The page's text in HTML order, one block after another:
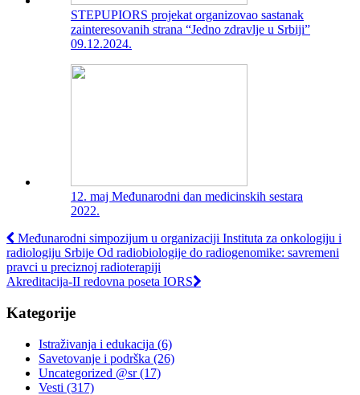
STEPUPIORS projekat organizovao sastanak
zainteresovanih strana “Jedno zdravlje u Srbiji”
09.12.2024.
12. maj Međunarodni dan medicinskih sestara
2022.
Međunarodni simpozijum u organizaciji Instituta za onkologiju i
radiologiju Srbije Od radiobiologije do radiogenomike: savremeni
pravci u preciznoj radioterapiji
Akreditacija-II redovna poseta IORS
Kategorije
Istraživanja i edukacija (6)
Savetovanje i podrška (26)
Uncategorized @sr(17)
Vesti (317)